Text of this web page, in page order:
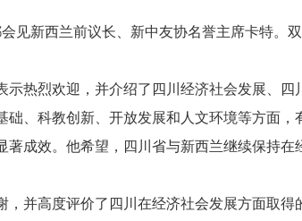
新西兰前议长、新中友协名誉主席卡特。
烈欢迎，并介绍了四川经济社会发展、四
、科教创新、开放发展和人文环境等方面
成效。他希望，四川省与新西兰继续保持
高度评价了四川在经济社会发展方面取得